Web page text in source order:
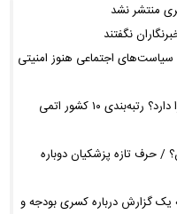
منتشر نشد
نگفتند
امام: سیاست‌های اجتماعی هنوز امنیتی
اینفوگرافی/ کدام کشور بیشترین بمب اتم را دارد؟ رتبه‌بندی ۱۰ کشور اتمی
/ حرف تازه پزشکیان دوباره
گزارش درباره کسری بودجه و